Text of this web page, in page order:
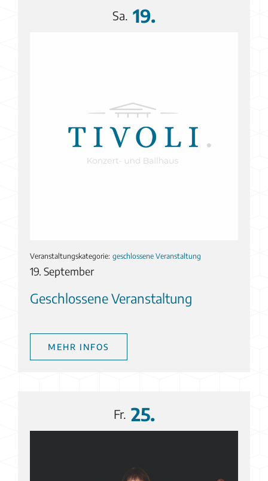
Sa. 19.
19. September
Veranstaltungskategorie: geschlossene Veranstaltung
Geschlossene Veranstaltung
MEHR INFOS
Fr. 25.